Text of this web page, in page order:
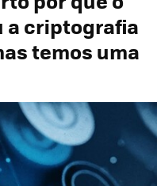
a criptografia
temos uma